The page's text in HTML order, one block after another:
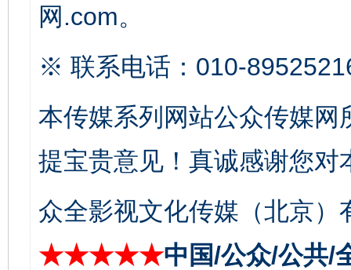
网.com。
※ 联系电话：010-
本传媒系列网站公众传媒
提宝贵意见！真诚感谢您
众全影视文化传媒（北京）
★★★★★中国/公众/公共/